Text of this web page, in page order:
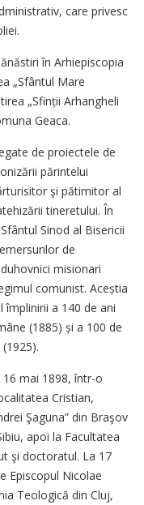
care privesc
în Arhiepiscopia
„Sfântul Mare
„Sfinții Arhangheli
Geaca.
de proiectele de
părintelui
şi pătimitor al
tineretului. În
Sinod al Bisericii
de
misionari
comunist. Aceștia
împlinirii a 140 de ani
(1885) și a 100 de
mai 1898, într-o
Cristian,
Şaguna” din Braşov
apoi la Facultatea
şi doctoratul. La 17
Episcopul Nicolae
Teologică din Cluj,